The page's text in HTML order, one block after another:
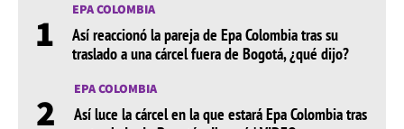
1 EPA COLOMBIA
Así reaccionó la pareja de Epa Colombia tras su
traslado a una cárcel fuera de Bogotá, ¿qué dijo?
2 EPA COLOMBIA
Así luce la cárcel en la que estará Epa Colombia tras